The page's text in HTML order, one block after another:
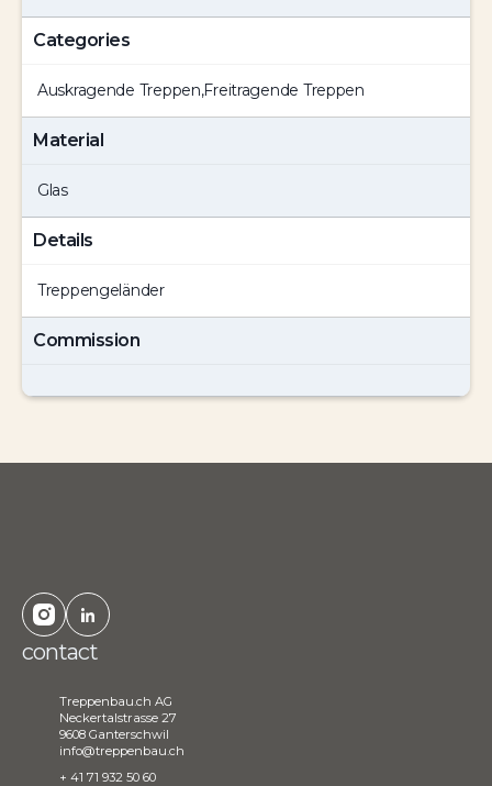
Categories
Auskragende Treppen,Freitragende Treppen
Material
Glas
Details
Treppengeländer
Commission
contact
Treppenbau.ch AG
Neckertalstrasse 27
9608 Ganterschwil
info@treppenbau.ch
+ 41 71 932 50 60